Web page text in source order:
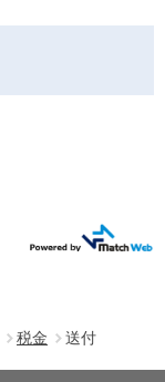
税金 送付